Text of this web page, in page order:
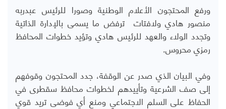
ورفع المحتجون الأعلام الوطنية وصورا للرئيس عبدربه
منصور هادي ولافتات ترفض ما يسمى بالإدارة الذاتية
وتجدد الولاء والعهد للرئيس هادي وتؤيد خطوات المحافظ
رمزي محروس.
وفي البيان الذي صدر عن الوقفة، جدد المحتجون وقوفهم
إلى صف الشرعية وتأييدهم لخطوات محافظ سقطرى في
الحفاظ على السلم الاجتماعي ومنع أي فوضى تريد قوي